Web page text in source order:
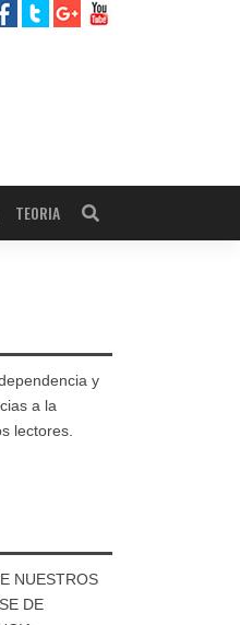
TEORIA
y
a la
lectores.
NUESTROS
DE